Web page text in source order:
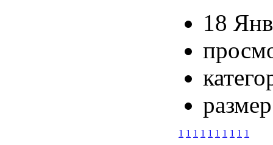
18
1 1 1 1 1 1 1 1 1 1